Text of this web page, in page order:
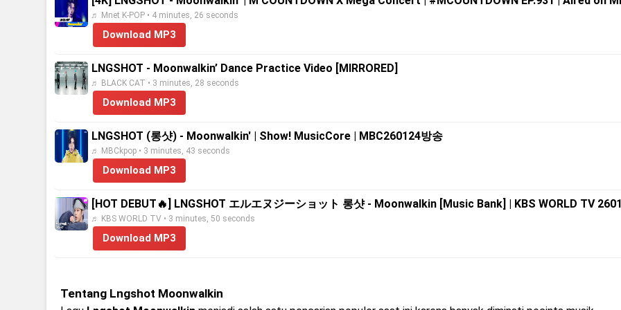
♬ Mnet K-POP • 4 minutes, 26 seconds
Download MP3
LNGSHOT - Moonwalkin’ Dance Practice Video [MIRRORED]
♬ BLACK CAT • 3 minutes, 28 seconds
Download MP3
LNGSHOT (롱샷) - Moonwalkin' | Show! MusicCore | MBC260124방송
♬ MBCkpop • 3 minutes, 43 seconds
Download MP3
[HOT DEBUT🔥] LNGSHOT エルエヌジーショット 롱샷 - Moonwalkin [Music Bank] | KBS WORLD TV
♬ KBS WORLD TV • 3 minutes, 50 seconds
Download MP3
Tentang Lngshot Moonwalkin